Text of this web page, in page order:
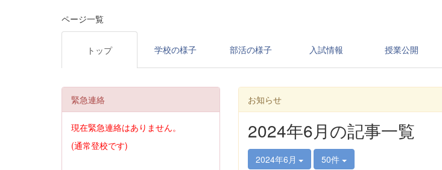
ページ一覧
トップ 学校の様子 部活の様子 入試情報 授業公開
お知らせ
2024年6月の記事一覧
2024年6月 50件
緊急連絡
現在緊急連絡はありません。
(通常登校です)